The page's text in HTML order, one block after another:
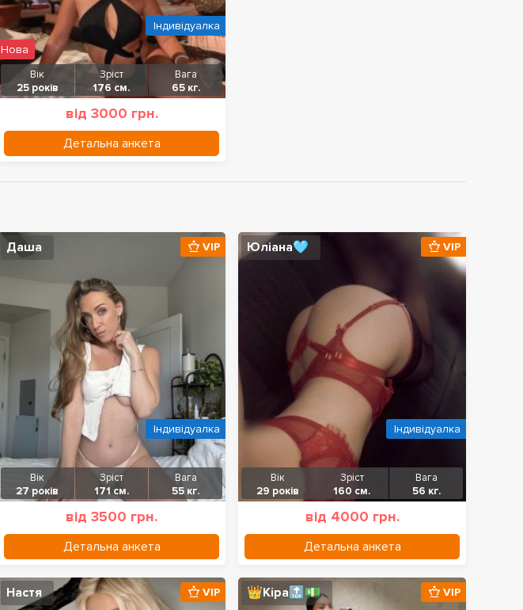
Вік
25 років
Зріст
176 см.
Вага
65 кг.
від 3000 грн.
Детальна анкета
Нова
Індивідуалка
Даша
Вік
27 років
Зріст
171 см.
Вага
55 кг.
від 3500 грн.
Детальна анкета
VIP
Індивідуалка
Юліана🩵
Вік
29 років
Зріст
160 см.
Вага
56 кг.
від 4000 грн.
Детальна анкета
VIP
Індивідуалка
Настя VIP 👑Кіра🔝💵 VIP